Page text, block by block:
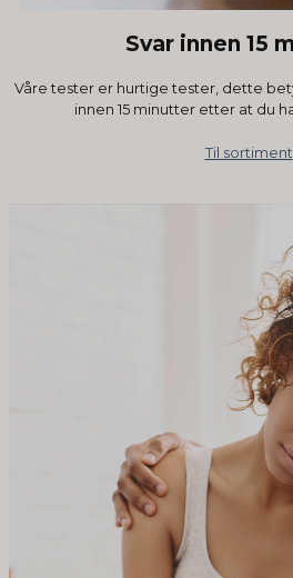
Svar innen 15
Våre tester er hurtige tester, dette
innen 15 minutter etter at du
Til sortiment